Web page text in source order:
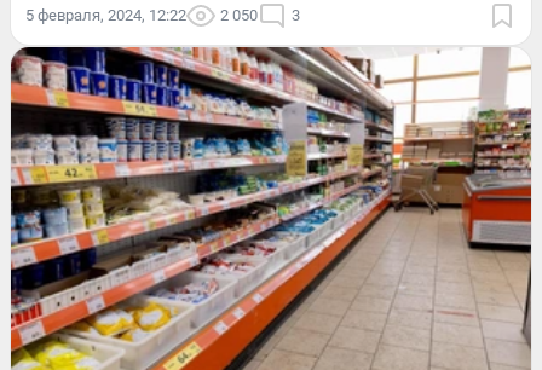
5 февраля, 2024, 12:22 2 050 3